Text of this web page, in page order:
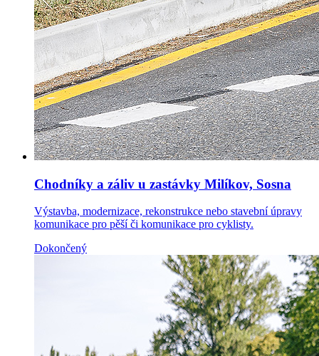
Chodníky a záliv u zastávky Milíkov, Sosna
Výstavba, modernizace, rekonstrukce nebo stavební úpravy
komunikace pro pěší či komunikace pro cyklisty.
Dokončený